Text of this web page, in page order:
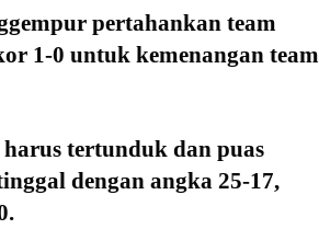
pertahankan team
1-0 untuk kemenangan team
tertunduk dan puas
dengan angka 25-17,